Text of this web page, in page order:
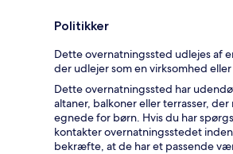
Politikker
Dette overnatningssted udlejes af
der udlejer som en virksomhed
Dette overnatningssted har
altaner, balkoner eller terrasser, der
egnede for børn. Hvis du har
kontakter overnatningsstedet
bekræfte, at de har et passende